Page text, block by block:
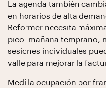
La agenda también
en horarios de alta
Reformer necesita
pico: mañana temprano,
sesiones individuales
valle para mejorar la
Medí la ocupación por